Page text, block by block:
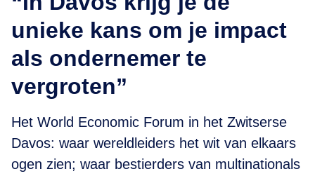
unieke kans om je impact
als ondernemer te
vergroten”
Het World Economic Forum in het Zwitserse
Davos: waar wereldleiders het wit van elkaars
ogen zien; waar bestierders van multinationals